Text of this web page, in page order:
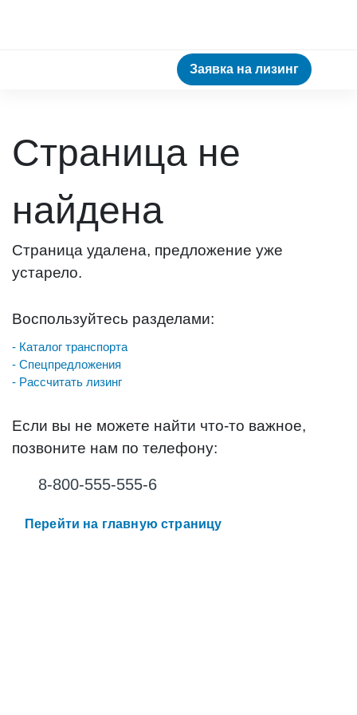
Заявка на лизинг
Страница не
найдена
Страница удалена, предложение уже
устарело.
Воспользуйтесь разделами:
- Каталог транспорта
- Спецпредложения
- Рассчитать лизинг
Если вы не можете найти что-то важное,
позвоните нам по телефону:
8-800-555-555-6
Перейти на главную страницу